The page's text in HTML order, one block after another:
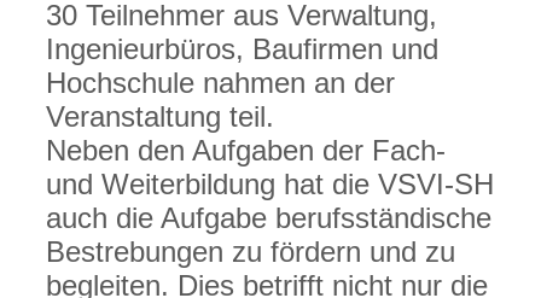
30 Teilnehmer aus Verwaltung,
Ingenieurbüros, Baufirmen und
Hochschule nahmen an der
Veranstaltung teil.
Neben den Aufgaben der Fach-
und Weiterbildung hat die VSVI-SH
auch die Aufgabe berufsständische
Bestrebungen zu fördern und zu
begleiten. Dies betrifft nicht nur die